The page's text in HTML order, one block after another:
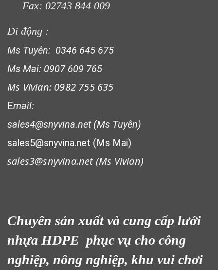
Fax: 02743 844 009
Di động :
Ms Tuyên: 0346 645 675
Ms Mai: 0907 609 765
Ms Vivian: 0982 755 635
Email:
sales4@snyvina.net (Ms Tuyên)
sales5@snyvina.net (Ms Mai)
sales3@snyvina.net (Ms Vivian)
Chuyên sản xuất và cung cấp lưới
nhựa HDPE phục vụ cho công
nghiệp, nông nghiệp, khu vui chơi